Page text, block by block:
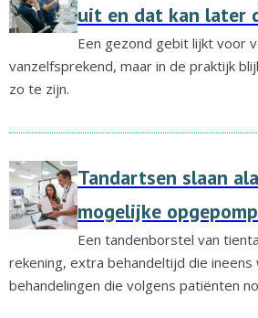
uit en dat kan later
Een gezond gebit lijkt voor
vanzelfsprekend, maar in de praktijk
zo te zijn.
Tandartsen slaan
mogelijke
Een tandenborstel van
rekening, extra behandeltijd die
behandelingen die volgens patiënten